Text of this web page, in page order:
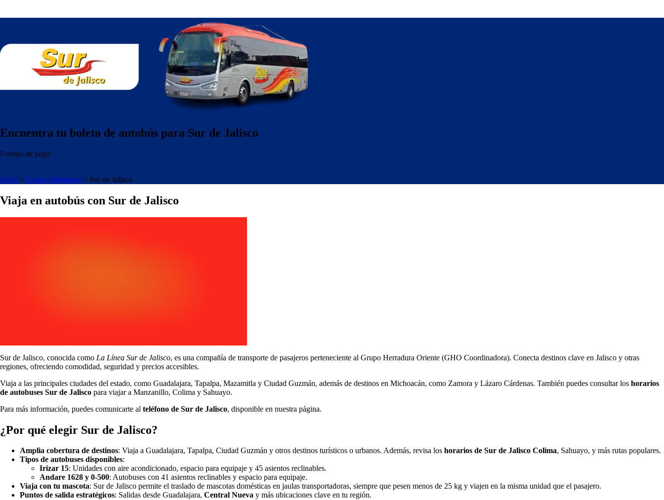
Encuentra tu boleto de autobús para Sur de Jalisco
Formas de pago:
Inicio > Grupo Autobuses > Sur de Jalisco
Viaja en autobús con Sur de Jalisco
Sur de Jalisco, conocida como La Línea Sur de Jalisco, es una compañía de transporte de pasajeros perteneciente al Grupo Herradura Oriente (GHO Coordinadora). Conecta destinos clave en Jalisco y otras
regiones, ofreciendo comodidad, seguridad y precios accesibles.
Viaja a las principales ciudades del estado, como Guadalajara, Tapalpa, Mazamitla y Ciudad Guzmán, además de destinos en Michoacán, como Zamora y Lázaro Cárdenas. También puedes consultar los horarios
de autobuses Sur de Jalisco para viajar a Manzanillo, Colima y Sahuayo.
Para más información, puedes comunicarte al teléfono de Sur de Jalisco, disponible en nuestra página.
¿Por qué elegir Sur de Jalisco?
Amplia cobertura de destinos: Viaja a Guadalajara, Tapalpa, Ciudad Guzmán y otros destinos turísticos o urbanos. Además, revisa los horarios de Sur de Jalisco Colima, Sahuayo, y más rutas populares.
Tipos de autobuses disponibles:
Irizar 15: Unidades con aire acondicionado, espacio para equipaje y 45 asientos reclinables.
Andare 1628 y 0-500: Autobuses con 41 asientos reclinables y espacio para equipaje.
Viaja con tu mascota: Sur de Jalisco permite el traslado de mascotas domésticas en jaulas transportadoras, siempre que pesen menos de 25 kg y viajen en la misma unidad que el pasajero.
Puntos de salida estratégicos: Salidas desde Guadalajara, Central Nueva y más ubicaciones clave en tu región.